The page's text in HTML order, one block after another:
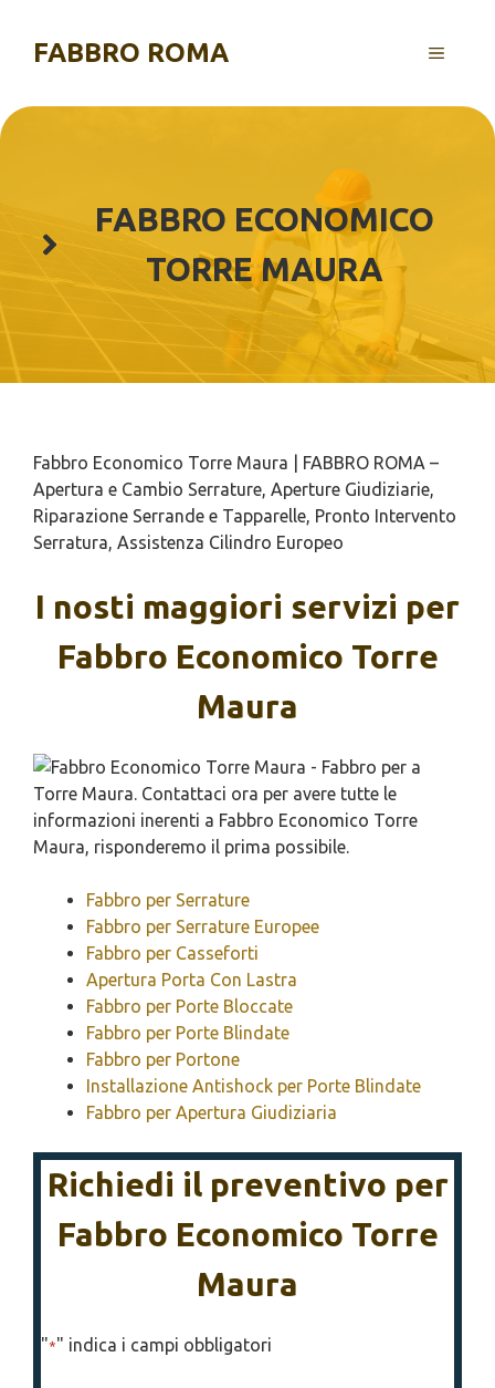
contenuto
FABBRO ROMA MENU
FABBRO ECONOMICO
TORRE MAURA
Fabbro Economico Torre Maura | FABBRO ROMA –
Apertura e Cambio Serrature, Aperture Giudiziarie,
Riparazione Serrande e Tapparelle, Pronto Intervento
Serratura, Assistenza Cilindro Europeo
I nosti maggiori servizi per
Fabbro Economico Torre
Maura
Fabbro per Serrature
Fabbro per Serrature Europee
Fabbro per Casseforti
Apertura Porta Con Lastra
Fabbro per Porte Bloccate
Fabbro per Porte Blindate
Fabbro per Portone
Installazione Antishock per Porte Blindate
Fabbro per Apertura Giudiziaria
Richiedi il preventivo per
Fabbro Economico Torre
Maura
"*" indica i campi obbligatori